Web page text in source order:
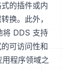
的插件或内
换。此外，
将 DDS 支持
可访问性和
程序领域之